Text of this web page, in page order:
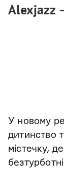
Alexjazz
У новому
дитинство
містечку,